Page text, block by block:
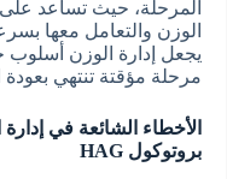
المرحلة، حيث تساعد
الوزن والتعامل معها
يجعل إدارة الوزن
مرحلة مؤقتة تنتهي
الأخطاء الشائعة في
بروتوكول HAG